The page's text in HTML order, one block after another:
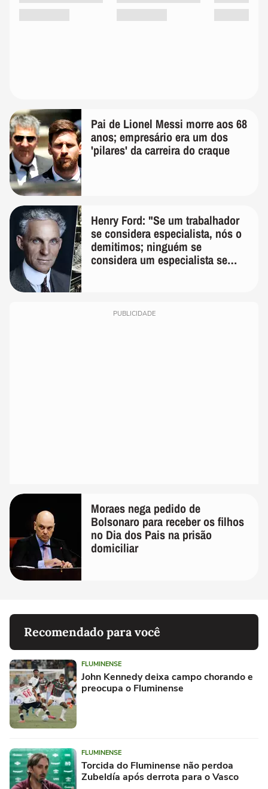
Pai de Lionel Messi morre aos 68
anos; empresário era um dos
'pilares' da carreira do craque
Henry Ford: "Se um trabalhador
se considera especialista, nós o
demitimos; ninguém se
considera um especialista se
PUBLICIDADE
Moraes nega pedido de
Bolsonaro para receber os filhos
no Dia dos Pais na prisão
domiciliar
Recomendado para você
FLUMINENSE
John Kennedy deixa campo chorando e
preocupa o Fluminense
FLUMINENSE
Torcida do Fluminense não perdoa
Zubeldía após derrota para o Vasco